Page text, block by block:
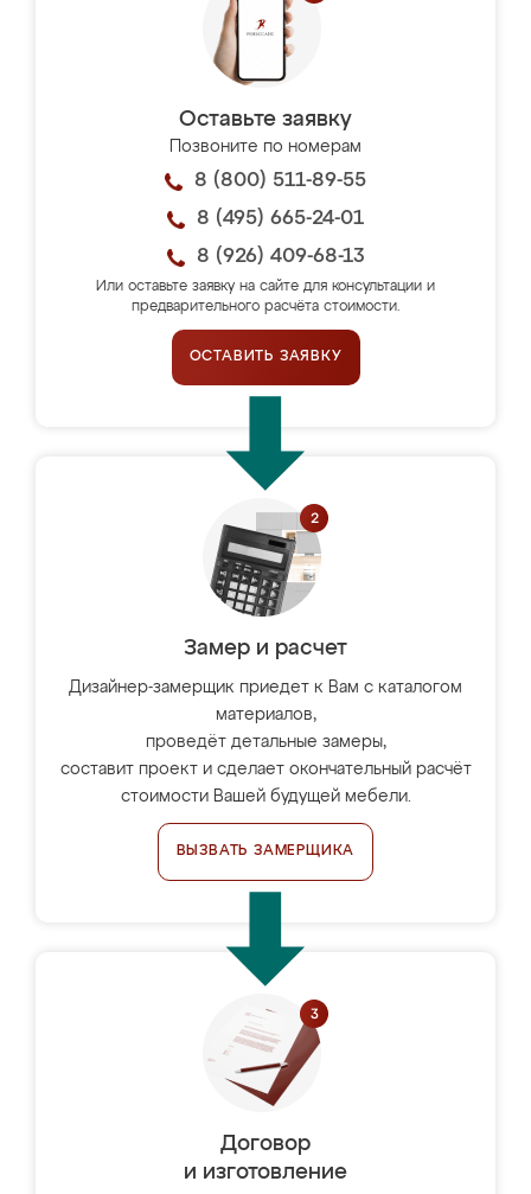
Оставьте заявку
Позвоните по номерам
8 (800) 511-89-55
8 (495) 665-24-01
8 (926) 409-68-13
Или оставьте заявку на сайте для консультации и
предварительного расчёта стоимости.
ОСТАВИТЬ ЗАЯВКУ
Замер и расчет
Дизайнер-замерщик приедет к Вам с каталогом
материалов,
проведёт детальные замеры,
составит проект и сделает окончательный расчёт
стоимости Вашей будущей мебели.
ВЫЗВАТЬ ЗАМЕРЩИКА
Договор
и изготовление